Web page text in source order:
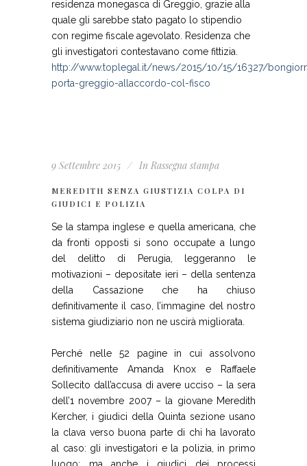
residenza monegasca di Greggio, grazie alla
quale gli sarebbe stato pagato lo stipendio
con regime fiscale agevolato. Residenza che
gli investigatori contestavano come fittizia.
http://www.toplegal.it/news/2015/10/15/16327/
porta-greggio-allaccordo-col-fisco
9 Settembre 2015 In Rassegna stampa
MEREDITH SENZA GIUSTIZIA COLPA DI
GIUDICI E POLIZIA
Se la stampa inglese e quella americana, che
da fronti opposti si sono occupate a lungo
del delitto di Perugia, leggeranno le
motivazioni – depositate ieri – della sentenza
della Cassazione che ha chiuso
definitivamente il caso, l’immagine del nostro
sistema giudiziario non ne uscirà migliorata.
Perché nelle 52 pagine in cui assolvono
definitivamente Amanda Knox e Raffaele
Sollecito dall’accusa di avere ucciso – la sera
dell’1 novembre 2007 – la giovane Meredith
Kercher, i giudici della Quinta sezione usano
la clava verso buona parte di chi ha lavorato
al caso: gli investigatori e la polizia, in primo